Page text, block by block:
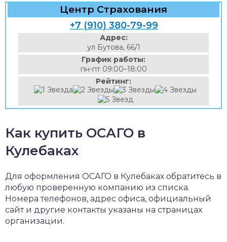
Центр Страхования
+7 (910) 380-79-99
Адрес:
ул Бутова, 66/1
График работы:
пн-пт 09:00–18:00
Рейтинг:
Как купить ОСАГО в
Кулебаках
Для оформления ОСАГО в Кулебаках обратитесь в
любую проверенную компанию из списка.
Номера телефонов, адрес офиса, официальный
сайт и другие контакты указаны на страницах
организации.